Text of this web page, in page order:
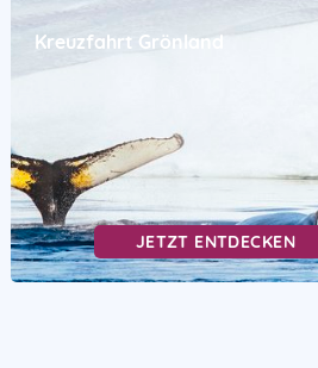
Kreuzfahrt Grönland
JETZT ENTDECKEN